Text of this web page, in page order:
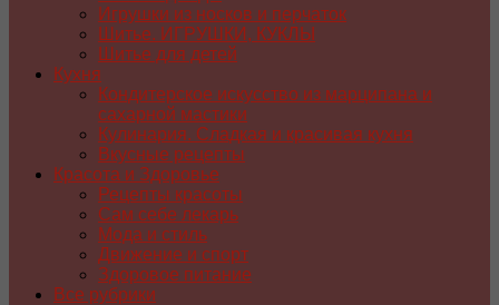
Игрушки из носков и перчаток
Шитье. ИГРУШКИ, КУКЛЫ
Шитье для детей
Кухня
Кондитерское искусство из марципана и
сахарной мастики
Кулинария. Сладкая и красивая кухня
Вкусные рецепты
Красота и Здоровье
Рецепты красоты
Сам себе лекарь
Мода и стиль
Движение и спорт
Здоровое питание
Все рубрики